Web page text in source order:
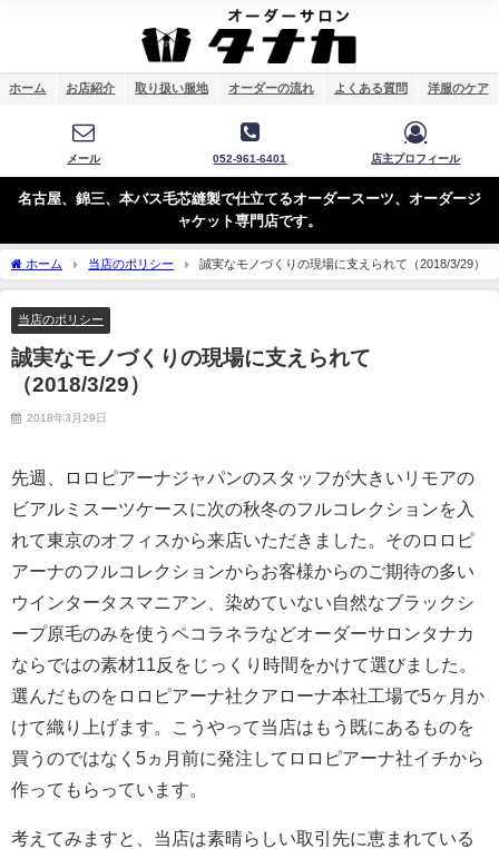
ホーム お店紹介 取り扱い服地 オーダーの流れ よくある質問 洋服のケア
メール 052-961-6401 店主プロフィール
名古屋、錦三、本バス毛芯縫製で仕立てるオーダースーツ、オーダージ
ャケット専門店です。
ホーム 当店のポリシー 誠実なモノづくりの現場に支えられて（2018/3/29）
当店のポリシー
誠実なモノづくりの現場に支えられて
（2018/3/29）
2018年3月29日
先週、ロロピアーナジャパンのスタッフが大きいリモアの
ビアルミスーツケースに次の秋冬のフルコレクションを入
れて東京のオフィスから来店いただきました。そのロロピ
アーナのフルコレクションからお客様からのご期待の多い
ウインタータスマニアン、染めていない自然なブラックシ
ープ原毛のみを使うペコラネラなどオーダーサロンタナカ
ならではの素材11反をじっくり時間をかけて選びました。
選んだものをロロピアーナ社クアローナ本社工場で5ヶ月か
けて織り上げます。こうやって当店はもう既にあるものを
買うのではなく5ヵ月前に発注してロロピアーナ社イチから
作ってもらっています。
考えてみますと、当店は素晴らしい取引先に恵まれている